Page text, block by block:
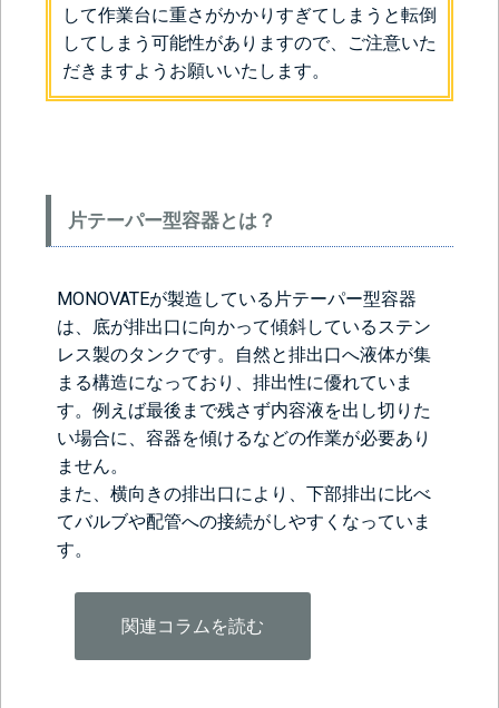
して作業台に重さがかかりすぎてしまうと転倒
してしまう可能性がありますので、ご注意いた
だきますようお願いいたします。
片テーパー型容器とは？
MONOVATEが製造している片テーパー型容器
は、底が排出口に向かって傾斜しているステン
レス製のタンクです。自然と排出口へ液体が集
まる構造になっており、排出性に優れていま
す。例えば最後まで残さず内容液を出し切りた
い場合に、容器を傾けるなどの作業が必要あり
ません。
また、横向きの排出口により、下部排出に比べ
てバルブや配管への接続がしやすくなっていま
す。
関連コラムを読む